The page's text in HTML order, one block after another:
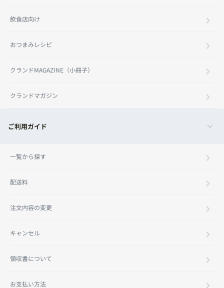
飲食店向け
おつまみレシピ
クランドMAGAZINE（小冊子）
クランドマガジン
ご利用ガイド
一覧から探す
配送料
注文内容の変更
キャンセル
領収書について
お支払い方法